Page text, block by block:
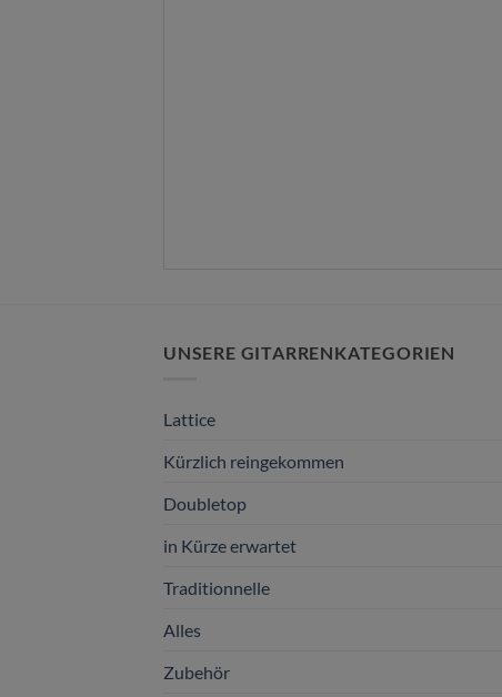
UNSERE GITARRENKATEGORIEN
Lattice
Kürzlich reingekommen
Doubletop
in Kürze erwartet
Traditionnelle
Alles
Zubehör